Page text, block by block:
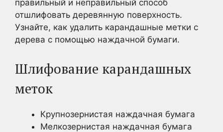
правильный и неправильный способ
отшлифовать деревянную поверхность.
Узнайте, как удалить карандашные метки с
дерева с помощью наждачной бумаги.
Шлифование карандашных
меток
Крупнозернистая наждачная бумага
Мелкозернистая наждачная бумага